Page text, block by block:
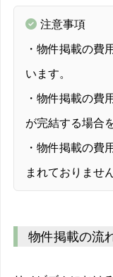
注意事項
・物件掲載の費
います。
・物件掲載の費
が完結する場合
・物件掲載の費
まれておりません
物件掲載の流